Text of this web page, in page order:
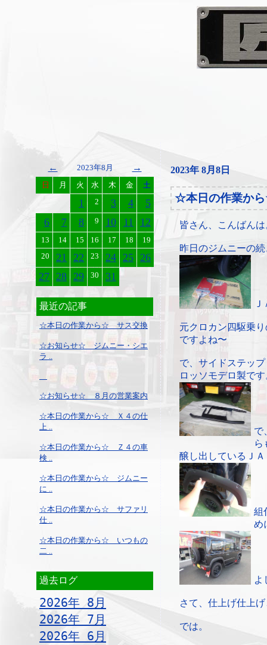
← 2023年8月 →
日 月 火 水 木 金 土
1 2 3 4
5
6
7 8 9 10 11 12
13 14 15 16 17 18
19
20
21 22 23 24 25 26
27 28 29 30 31
最近の記事
☆本日の作業から☆ サス交換
☆お知らせ☆ ジムニー・シエ
ラ ..
☆お知らせ☆ ８月の営業案内
☆本日の作業から☆ Ｘ４の仕
上 ..
☆本日の作業から☆ Ｚ４の車
検 ..
☆本日の作業から☆ ジムニー
に ..
☆本日の作業から☆ サファリ
仕 ..
☆本日の作業から☆ いつもの
二 ..
過去ログ
2026年 8月
2026年 7月
2026年 6月
2023年 8月8日
☆本日の作業か
皆さん、こんばんは
昨日のジムニーの
元クロカン四駆乗
ですよね〜
で、サイドステッ
ロッソモデロ製で
で
ら
醸し出しているＪ
組
め
よ
さて、仕上げ仕上
では。